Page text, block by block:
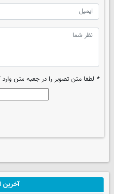
* لطفا متن تصویر را در جعبه متن وارد
آخرین